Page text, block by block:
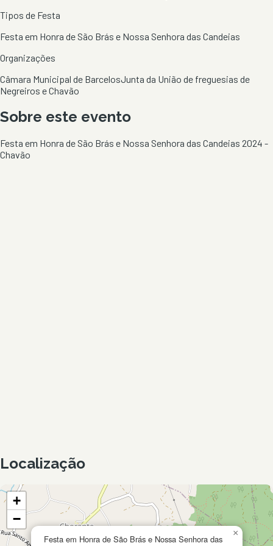
Tipos de Festa
Festa em Honra de São Brás e Nossa Senhora das Candeias
Organizações
Câmara Municipal de BarcelosJunta da União de freguesias de
Negreiros e Chavão
Sobre este evento
Festa em Honra de São Brás e Nossa Senhora das Candeias 2024 -
Chavão
Localização
Festa em Honra de São Brás e Nossa Senhora das
×
+
−